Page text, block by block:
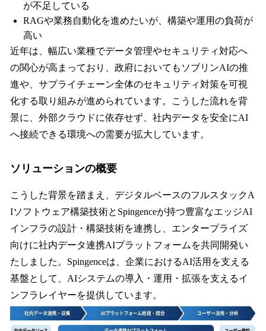
が不足している
RAGや業務自動化を進めたいが、構築や運用の負荷が
高い
近年は、幅広い業種でデータ管理やセキュリティ対応へ
の関心が高まっており、政府においてもソブリンAIの推
進や、サプライチェーン全体のセキュリティ対策を可視
化する取り組みが進められています。こうした流れを背
景に、外部クラウドに依存せず、社内データを安全にAI
へ接続できる環境への需要が拡大しています。
ソリューションの概要
こうした背景を踏まえ、デジタルベースのフルスタックA
Iソフトウェア構築技術とSpingenceが持つ豊富なエッジAI
インフラの設計・構築技術を連携し、エンタープライズ
向けに社内データ連携AIプラットフォームを共同開発い
たしました。Spingenceは、企業におけるAI活用を支える
基盤として、AIシステムの導入・運用・拡張を支えるイ
ンフラレイヤーを提供しています。